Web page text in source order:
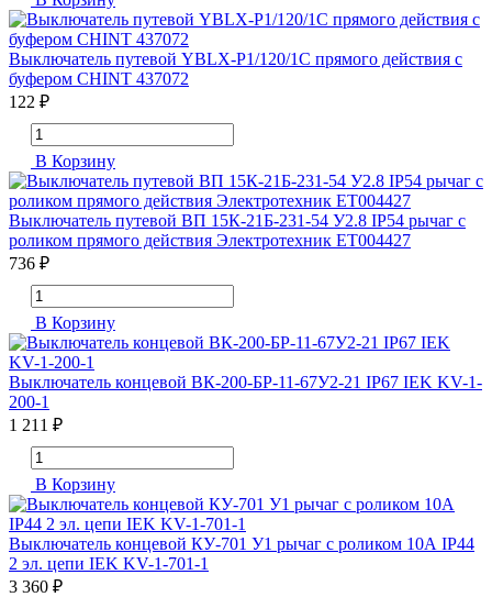
Выключатель путевой YBLX-P1/120/1C прямого действия с
буфером CHINT 437072
122 ₽
В Корзину
Выключатель путевой ВП 15К-21Б-231-54 У2.8 IP54 рычаг с
роликом прямого действия Электротехник ET004427
736 ₽
В Корзину
Выключатель концевой ВК-200-БР-11-67У2-21 IP67 IEK KV-1-
200-1
1 211 ₽
В Корзину
Выключатель концевой КУ-701 У1 рычаг с роликом 10А IP44
2 эл. цепи IEK KV-1-701-1
3 360 ₽